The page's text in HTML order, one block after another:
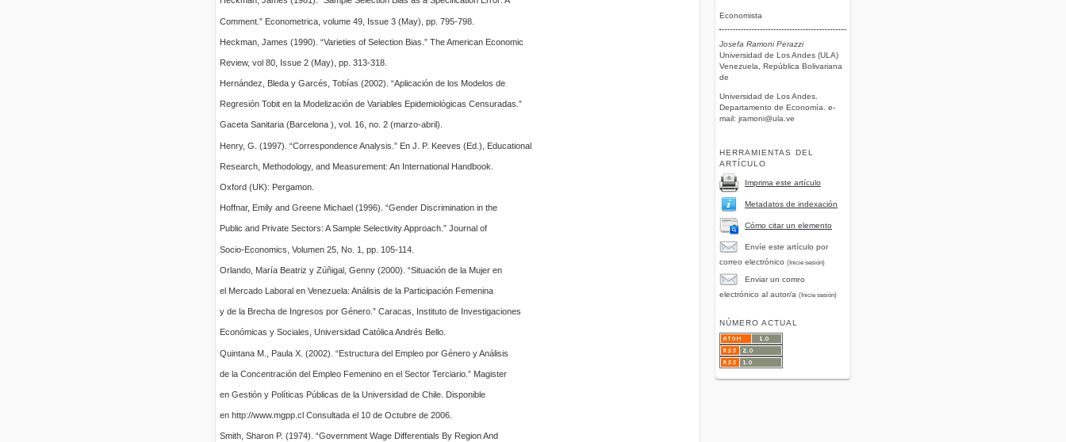
Economista
Josefa Ramoni Perazzi
Universidad de Los Andes (ULA)
Venezuela, República Bolivariana
de
Universidad de Los Andes.
Departamento de Economía. e-
mail: jramoni@ula.ve
HERRAMIENTAS DEL
ARTÍCULO
Imprima este artículo
Metadatos de indexación
Cómo citar un elemento
Envíe este artículo por
correo electrónico (Inicie sesión)
Enviar un correo
electrónico al autor/a (Inicie sesión)
NÚMERO ACTUAL
Comment.” Econometrica, volume 49, Issue 3 (May), pp. 795-798.
Heckman, James (1990). “Varieties of Selection Bias.” The American Economic
Review, vol 80, Issue 2 (May), pp. 313-318.
Hernández, Bleda y Garcés, Tobías (2002). “Aplicación de los Modelos de
Regresión Tobit en la Modelización de Variables Epidemiológicas Censuradas.”
Gaceta Sanitaria (Barcelona ), vol. 16, no. 2 (marzo-abril).
Henry, G. (1997). “Correspondence Analysis.” En J. P. Keeves (Ed.), Educational
Research, Methodology, and Measurement: An International Handbook.
Oxford (UK): Pergamon.
Hoffnar, Emily and Greene Michael (1996). “Gender Discrimination in the
Public and Private Sectors: A Sample Selectivity Approach.” Journal of
Socio-Economics, Volumen 25, No. 1, pp. 105-114.
Orlando, María Beatriz y Zúñigal, Genny (2000). “Situación de la Mujer en
el Mercado Laboral en Venezuela: Análisis de la Participación Femenina
y de la Brecha de Ingresos por Género.” Caracas, Instituto de Investigaciones
Económicas y Sociales, Universidad Católica Andrés Bello.
Quintana M., Paula X. (2002). “Estructura del Empleo por Género y Análisis
de la Concentración del Empleo Femenino en el Sector Terciario.” Magister
en Gestión y Políticas Públicas de la Universidad de Chile. Disponible
en http://www.mgpp.cl Consultada el 10 de Octubre de 2006.
Smith, Sharon P. (1974). “Government Wage Differentials By Region And